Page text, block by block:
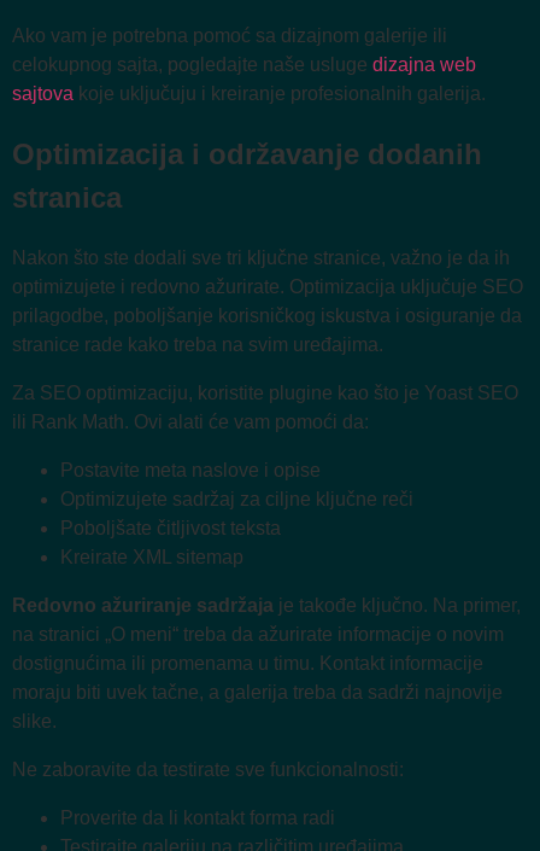
Ako vam je potrebna pomoć sa dizajnom galerije ili
celokupnog sajta, pogledajte naše usluge dizajna web
sajtova koje uključuju i kreiranje profesionalnih galerija.
Optimizacija i održavanje dodanih
stranica
Nakon što ste dodali sve tri ključne stranice, važno je da ih
optimizujete i redovno ažurirate. Optimizacija uključuje SEO
prilagodbe, poboljšanje korisničkog iskustva i osiguranje da
stranice rade kako treba na svim uređajima.
Za SEO optimizaciju, koristite plugine kao što je Yoast SEO
ili Rank Math. Ovi alati će vam pomoći da:
Postavite meta naslove i opise
Optimizujete sadržaj za ciljne ključne reči
Poboljšate čitljivost teksta
Kreirate XML sitemap
Redovno ažuriranje sadržaja je takođe ključno. Na primer,
na stranici „O meni“ treba da ažurirate informacije o novim
dostignućima ili promenama u timu. Kontakt informacije
moraju biti uvek tačne, a galerija treba da sadrži najnovije
slike.
Ne zaboravite da testirate sve funkcionalnosti:
Proverite da li kontakt forma radi
Testirajte galeriju na različitim uređajima